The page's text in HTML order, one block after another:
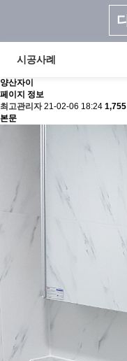
시공사례
양산자이
페이지 정보
최고관리자 21-02-06 18:24 1,755
본문